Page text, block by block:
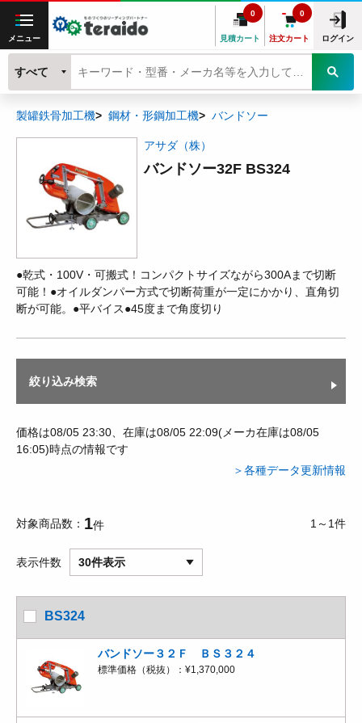
メニュー 見積カート
0
注文カート
0
ログイン
すべて
製罐鉄骨加工機 鋼材・形鋼加工機 バンドソー
アサダ（株）
バンドソー32F BS324
●乾式・100V・可搬式！コンパクトサイズながら300Aまで切断
可能！●オイルダンパー方式で切断荷重が一定にかかり、直角切
断が可能。●平バイス●45度まで角度切り
絞り込み検索
価格は08/05 23:30、在庫は08/05 22:09(メーカ在庫は08/05
16:05)時点の情報です
＞各種データ更新情報
対象商品数 1件 1～1件
表示件数 30件表示
BS324
バンドソー３２Ｆ ＢＳ３２４
標準価格（税抜）： ¥1,370,000